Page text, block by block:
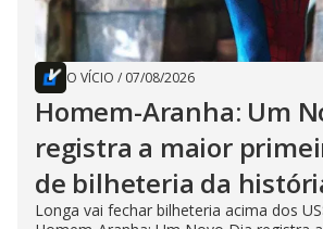
O VÍCIO / 07/08/2026
Homem-Aranha: Um
registra a maior
de bilheteria da
Longa vai fechar bilheteria acima dos